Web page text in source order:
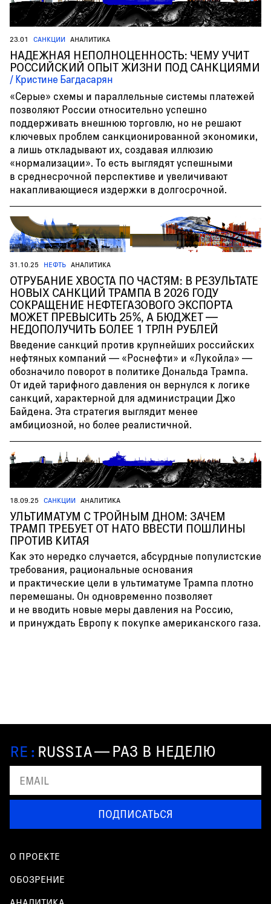
23.01 САНКЦИИ АНАЛИТИКА
НАДЕЖНАЯ НЕПОЛНОЦЕННОСТЬ: ЧЕМУ УЧИТ
РОССИЙСКИЙ ОПЫТ ЖИЗНИ ПОД САНКЦИЯМИ
Кристине Багдасарян
«Серые» схемы и параллельные системы платежей
позволяют России относительно успешно
поддерживать внешнюю торговлю, но не решают
ключевых проблем санкционированной экономики,
а лишь откладывают их, создавая иллюзию
«нормализации». То есть выглядят успешными
в среднесрочной перспективе и увеличивают
накапливающиеся издержки в долгосрочной.
31.10.25 НЕФТЬ АНАЛИТИКА
ОТРУБАНИЕ ХВОСТА ПО ЧАСТЯМ: В РЕЗУЛЬТАТЕ
НОВЫХ САНКЦИЙ ТРАМПА В 2026 ГОДУ
СОКРАЩЕНИЕ НЕФТЕГАЗОВОГО ЭКСПОРТА
МОЖЕТ ПРЕВЫСИТЬ 25%, А БЮДЖЕТ —
НЕДОПОЛУЧИТЬ БОЛЕЕ 1 ТРЛН РУБЛЕЙ
Введение санкций против крупнейших российских
нефтяных компаний — «Роснефти» и «Лукойла» —
обозначило поворот в политике Дональда Трампа.
От идей тарифного давления он вернулся к логике
санкций, характерной для администрации Джо
Байдена. Эта стратегия выглядит менее
амбициозной, но более реалистичной.
18.09.25 САНКЦИИ АНАЛИТИКА
УЛЬТИМАТУМ С ТРОЙНЫМ ДНОМ: ЗАЧЕМ
ТРАМП ТРЕБУЕТ ОТ НАТО ВВЕСТИ ПОШЛИНЫ
ПРОТИВ КИТАЯ
Как это нередко случается, абсурдные популистские
требования, рациональные основания
и практические цели в ультиматуме Трампа плотно
перемешаны. Он одновременно позволяет
и не вводить новые меры давления на Россию,
и принуждать Европу к покупке американского газа.
— РАЗ В НЕДЕЛЮ
ПОДПИСАТЬСЯ
О ПРОЕКТЕ
ОБОЗРЕНИЕ